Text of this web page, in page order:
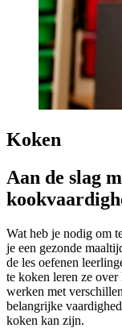
Koken
Aan de slag
Wat heb je nodig om
je een gezonde
de les oefenen
te koken leren ze
werken met
belangrijke
koken kan zijn.